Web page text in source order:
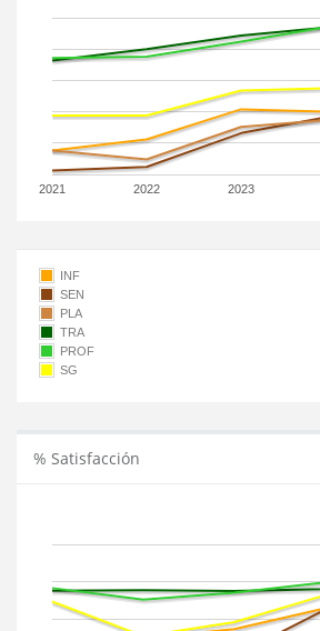
2021 2022 2023
INF
SEN
PLA
TRA
PROF
SG
% Satisfacción